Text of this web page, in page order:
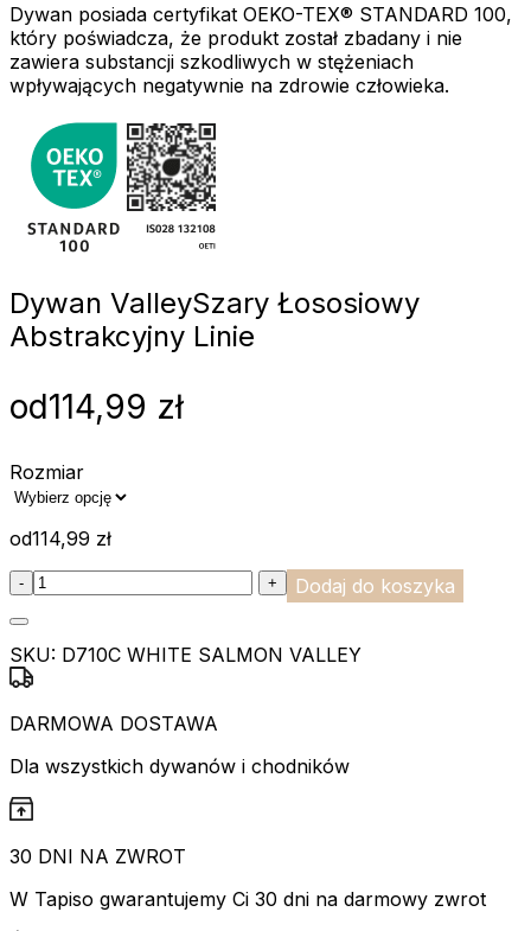
Dywan posiada certyfikat OEKO-TEX® STANDARD 100,
który poświadcza, że produkt został zbadany i nie
zawiera substancji szkodliwych w stężeniach
wpływających negatywnie na zdrowie człowieka.
Dywan ValleySzary Łososiowy
Abstrakcyjny Linie
od114,99 zł
Rozmiar
od114,99 zł
:product_name quantity
- + Dodaj do koszyka
SKU: D710C WHITE SALMON VALLEY
DARMOWA DOSTAWA
Dla wszystkich dywanów i chodników
30 DNI NA ZWROT
W Tapiso gwarantujemy Ci 30 dni na darmowy zwrot